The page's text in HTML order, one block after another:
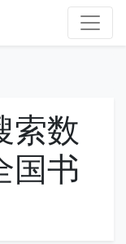
索数
国书